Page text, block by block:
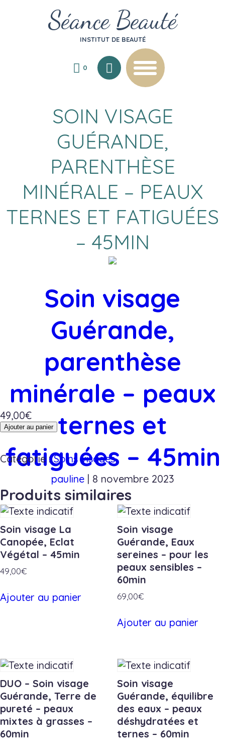
Séance Beauté
INSTITUT DE BEAUTÉ
0
SOIN VISAGE
GUÉRANDE,
PARENTHÈSE
MINÉRALE – PEAUX
TERNES ET FATIGUÉES
– 45MIN
Soin visage
Guérande,
parenthèse
minérale – peaux
ternes et
fatiguées – 45min
pauline | 8 novembre 2023
49,00€
quantité
Soin
visage
parenthèse
minérale
-
peaux
ternes
et
fatiguées
-
45min
Ajouter au panier
Catégorie :Soins visages
Produits similaires
Soin visage La
Canopée, Eclat
Végétal – 45min
49,00€
Ajouter au panier
Soin visage
Guérande, Eaux
sereines – pour les
peaux sensibles –
60min
69,00€
Ajouter au panier
DUO – Soin visage
Guérande, Terre de
pureté – peaux
mixtes à grasses –
60min
Soin visage
Guérande, équilibre
des eaux – peaux
déshydratées et
ternes – 60min